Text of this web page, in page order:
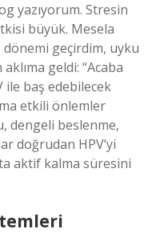
yazıyorum. Stresin
büyük. Mesela
geçirdim, uyku
geldi: “Acaba
ile baş edebilecek
etkili önlemler
dengeli beslenme,
doğrudan HPV’yi
aktif kalma süresini